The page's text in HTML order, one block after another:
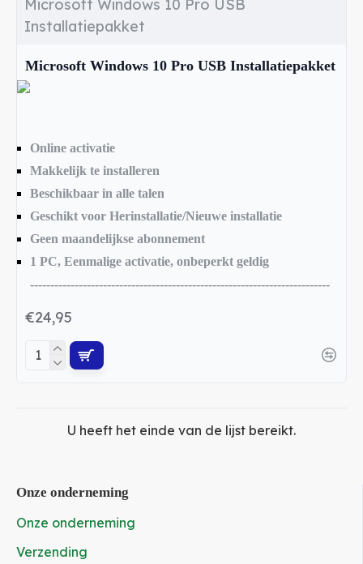
Bij Licentiecode-deal.nl koopt u een originele
aankoop ontvangt u uw installatie-instructies zodat
u Windows snel kunt installeren en activeren.
Microsoft Windows 10 Pro USB
Installatiepakket
Microsoft Windows 10 Pro USB Installatiepakket
Online activatie
Makkelijk te installeren
Beschikbaar in alle talen
Geschikt voor Herinstallatie/Nieuwe installatie
Geen maandelijkse abonnement
1 PC, Eenmalige activatie, onbeperkt geldig
--------------------------------------------------------------------------
€24,95
U heeft het einde van de lijst bereikt.
Onze onderneming
Onze onderneming
Verzending